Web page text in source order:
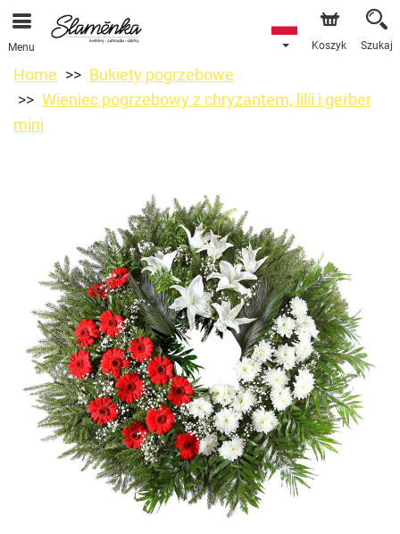
Menu Koszyk Szukaj
Home
Bukiety pogrzebowe
Wieniec pogrzebowy z chryzantem, lilii i gerber
mini